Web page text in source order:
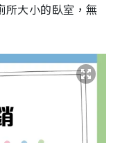
所大小的臥室，無